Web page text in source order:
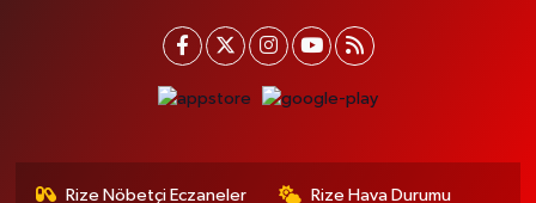
Rize Nöbetçi Eczaneler Rize Hava Durumu